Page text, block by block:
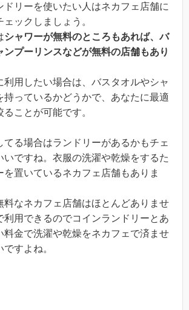
ドリーを使いたい人はネカフェ店舗に
ックしましょう。
シャワーが無料のところもあれば、バ
ンプーリンスなどが無料の店舗もあり
利用したい場合は、バスタオルやシャ
持っているかどうかで、あなたに最適
ことが可能です。
てる場合はランドリーがあるかもチェ
いですね。衣服の洗濯や乾燥をするた
を置いているネカフェ店舗もありま
料なネカフェ店舗はほとんどありませ
利用できるのでコインランドリーとあ
料金で洗濯や乾燥をネカフェで済ませ
すよね。